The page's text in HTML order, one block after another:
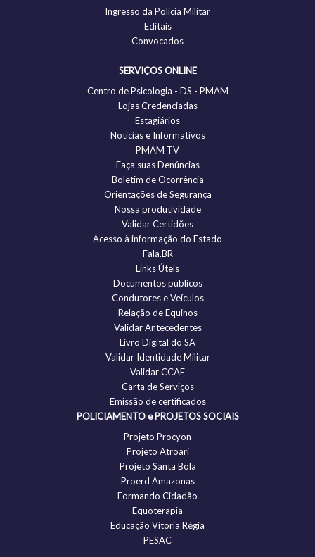
Ingresso da Polícia Militar
Editais
Convocados
SERVIÇOS ONLINE
Centro de Psicologia - DS - PMAM
Lojas Credenciadas
Estagiários
Notícias e Informativos
PMAM TV
Faça suas Denúncias
Boletim de Ocorrência
Orientações de Segurança
Nossa produtividade
Validar Certidões
Acesso à informação do Estado
Fala.BR
Links Úteis
Documentos públicos
Condutores e Veículos
Relação de Equinos
Validar Antecedentes
Livro Digital do SA
Validar Identidade Militar
Validar CCAF
Carta de Serviços
Emissão de certificados
POLICIAMENTO e PROJETOS SOCIAIS
Projeto Procyon
Projeto Atroari
Projeto Santa Bola
Proerd Amazonas
Formando Cidadão
Equoterapia
Educação Vitoria Régia
PESAC